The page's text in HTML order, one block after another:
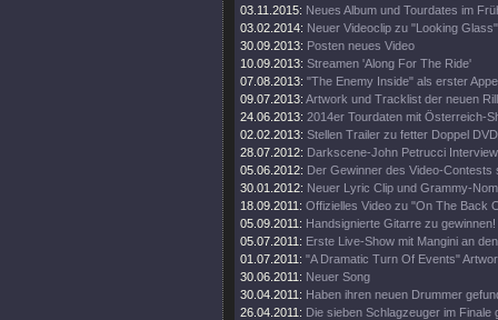
03.11.2015: Neues Album und Tourdates im
03.02.2014: Neuer Videoclip zu "Looking
30.09.2013: Posten neues Video
10.09.2013: Streamen 'Along For The Ride'
07.08.2013: "The Enemy Inside" als erster
09.07.2013: Artwork und Tracklist der neuen
24.06.2013: 2014er Tourdaten mit Österreich-
02.02.2013: Stellen Trailer zu fetter Doppel
28.07.2012: Darkscene-John Petrucci
05.06.2012: Der Gewinner des Video-Contests
30.01.2012: Neuer Lyric Clip und Grammy-
18.09.2011: Offizielles Video zu "On The Back
05.09.2011: Handsignierte Gitarre zu gewinnen!
05.07.2011: Erste Live-Show mit Mangini an
01.07.2011: "A Dramatic Turn Of Events"
30.06.2011: Neuer Song
30.04.2011: Haben ihren neuen Drummer
26.04.2011: Die sieben Schlagzeuger im Finale